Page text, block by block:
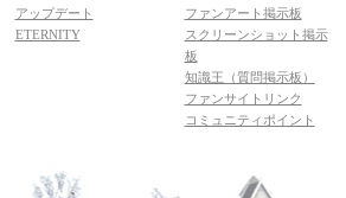
アップデート
ETERNITY
ファンアート掲示板
スクリーンショット掲示
板
知識王（質問掲示板）
ファンサイトリンク
コミュニティポイント